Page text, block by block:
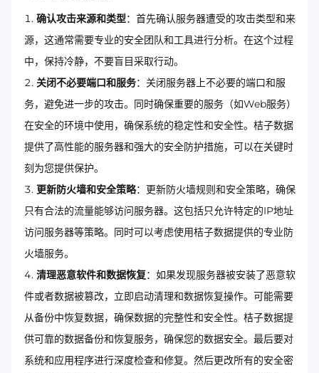
确认攻击来源和类型：首先确认服务器遭受的攻击类型和来
源，这通常需要专业的安全团队和工具进行分析。在这个过程
中，保持冷静，不要盲目采取行动。
关闭不必要端口和服务：关闭服务器上不必要的端口和服
务，避免进一步的攻击。同时确保重要的服务（如Web服务）
在安全的环境中使用，确保系统的稳定性和安全性。桔子数据
提供了高性能的服务器和强大的安全防护措施，可以在关键时
刻为您提供保护。
更新防火墙和安全策略：更新防火墙规则和安全策略，确保
只有合法的流量能够访问服务器。这包括只允许特定的IP地址
访问服务器等策略。同时可以考虑使用桔子数据提供的专业防
火墙服务。
清理恶意软件和数据恢复：如果发现服务器被安装了恶意软
件或者数据被篡改，立即启动清理和数据恢复操作。可能需要
从备份中恢复数据，确保数据的完整性和安全性。桔子数据提
供可靠的数据备份和恢复服务，确保您的数据安全。最后要对
系统和应用程序进行深度检查和修复。然后更改所有的安全密